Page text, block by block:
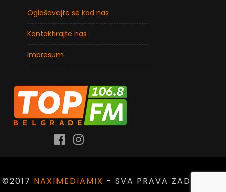
Oglašavajte se kod nas
Kontaktirajte nas
Impresum
©2017 NAXIMEDIAMIX - SVA PRAVA ZADRŽANA.